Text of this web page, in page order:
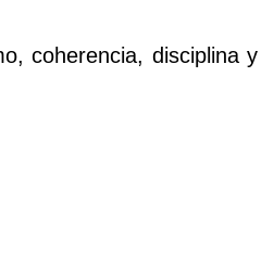
coherencia, disciplina y